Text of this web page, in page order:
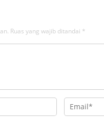
Ruas yang wajib ditandai *